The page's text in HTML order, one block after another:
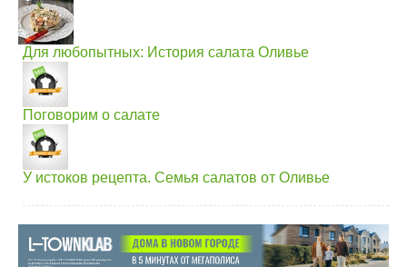
Для любопытных: История салата Оливье
Поговорим о салате
У истоков рецепта. Семья салатов от Оливье